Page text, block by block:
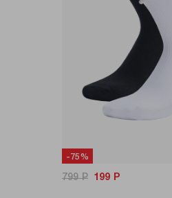
-75%
799Р 199 Р